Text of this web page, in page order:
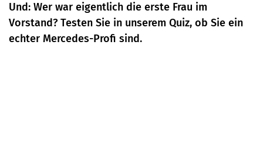
Und: Wer war eigentlich die erste Frau im
Vorstand? Testen Sie in unserem Quiz, ob Sie ein
echter Mercedes-Profi sind.